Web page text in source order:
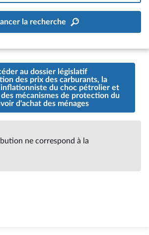
la recherche
au dossier législatif
des prix des carburants, la
du choc pétrolier et
mécanismes de protection du
d'achat des ménages
ne correspond à la